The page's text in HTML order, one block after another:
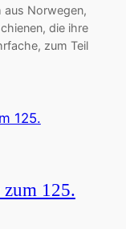
aus Norwegen,
die ihre
zum Teil
125.